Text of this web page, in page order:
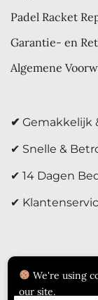
Padel Racket
Garantie- en
Algemene
✔ Gemakkelijk
✔ Snelle &
✔ 14 Dagen
✔
We're using
our site.